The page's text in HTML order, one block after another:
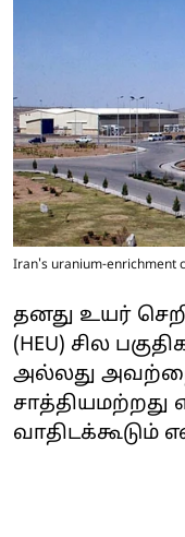
Iran's uranium-enrichment
தனது உயர்
(HEU) சில
அல்லது அவற்றை
சாத்தியமற்றது
வாதிடக்கூடும்